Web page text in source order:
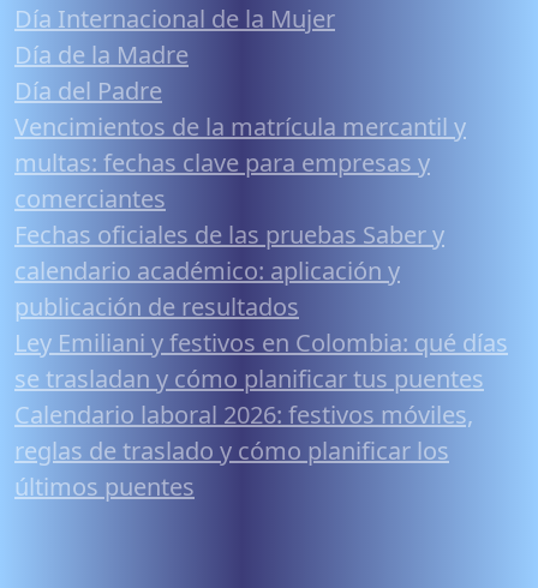
Día Internacional de la Mujer
Día de la Madre
Día del Padre
Vencimientos de la matrícula mercantil y
multas: fechas clave para empresas y
comerciantes
Fechas oficiales de las pruebas Saber y
calendario académico: aplicación y
publicación de resultados
Ley Emiliani y festivos en Colombia: qué días
se trasladan y cómo planificar tus puentes
Calendario laboral 2026: festivos móviles,
reglas de traslado y cómo planificar los
últimos puentes